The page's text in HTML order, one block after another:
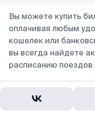
Вы можете купить
оплачивая любым
кошелек или
вы всегда найдете
расписанию